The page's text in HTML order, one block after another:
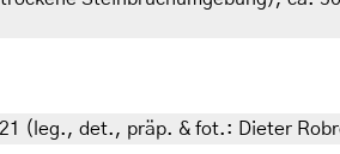
(leg., det., präp. & fot.: Dieter